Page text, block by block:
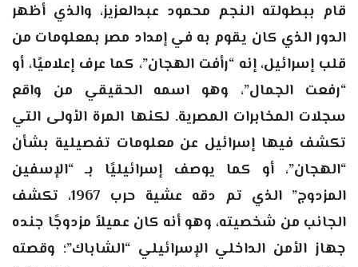
قام ببطولته النجم محمود عبدالعزيز، والذي أظهر
الدور الذي كان يقوم به في إمداد مصر بمعلومات من
قلب إسرائيل، إنه “رأفت الهجان”، كما عرف إعلاميًا، أو
“رفعت الجمال”، وهو اسمه الحقيقي من واقع
سجلات المخابرات المصرية. لكنها المرة الأولى التي
تكشف فيها إسرائيل عن معلومات تفصيلية بشأن
“الهجان”، أو كما يوصف إسرائيليًا بـ “الإسفين
المزدوج” الذي تم دقه عشية حرب 1967، تكشف
الجانب من شخصيته، وهو أنه كان عميلاً مزدوجًا جنده
جهاز الأمن الداخلي الإسرائيلي “الشاباك”؛ وقصته